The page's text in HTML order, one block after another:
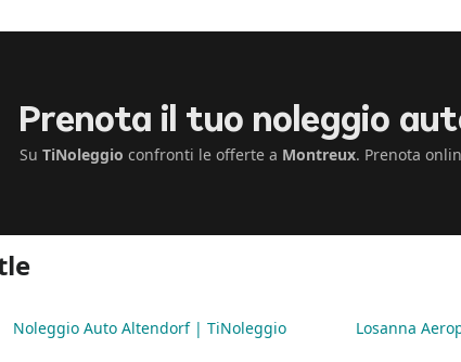
Prenota il tuo noleggio
Su TiNoleggio confronti le offerte a Montreux. Prenota
Noleggio Auto Altendorf | TiNoleggio Losanna